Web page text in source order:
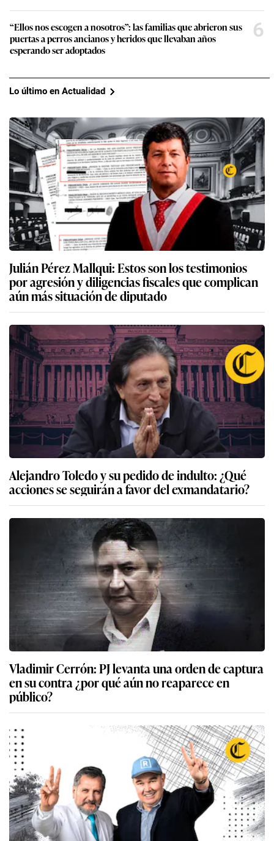
“Ellos nos escogen a nosotros”: las familias que abrieron sus
puertas a perros ancianos y heridos que llevaban años
esperando ser adoptados
6
Lo último en Actualidad
Julián Pérez Mallqui: Estos son los testimonios
por agresión y diligencias fiscales que complican
aún más situación de diputado
Alejandro Toledo y su pedido de indulto: ¿Qué
acciones se seguirán a favor del exmandatario?
Vladimir Cerrón: PJ levanta una orden de captura
en su contra ¿por qué aún no reaparece en
público?